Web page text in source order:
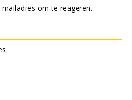
om te reageren.